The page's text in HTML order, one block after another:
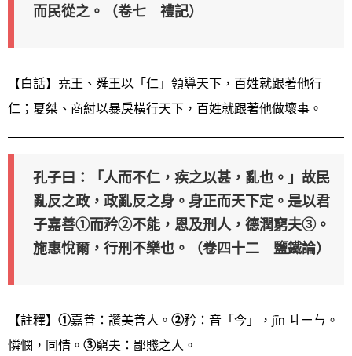
而民從之。（卷七 禮記）
【白話】堯王、舜王以「仁」領導天下，百姓就跟著他行
仁；夏桀、商紂以暴戾橫行天下，百姓就跟著他做壞事。
孔子曰：「人而不仁，疾之以甚，亂也。」故民
亂反之政，政亂反之身。身正而天下定。是以君
子嘉善①而矜②不能，恩及刑人，德潤窮夫③。
施惠悅爾，行刑不樂也。（卷四十二 鹽鐵論）
【註釋】 ①嘉善：讚美善人。 ②矜：音「今」，jīn ㄐㄧㄣ。
憐憫，同情。 ③窮夫：鄙賤之人。